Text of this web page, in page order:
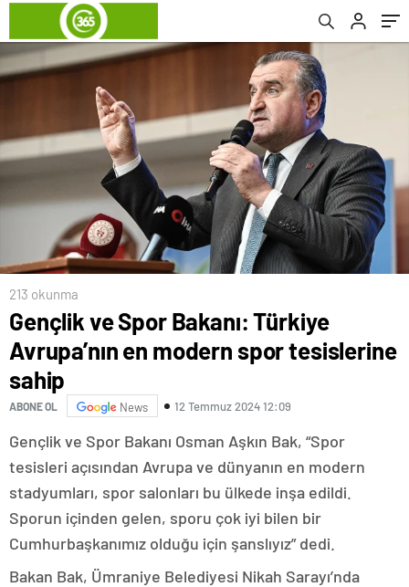
213 okunma
Gençlik ve Spor Bakanı: Türkiye
Avrupa’nın en modern spor tesislerine
sahip
ABONE OL News 12 Temmuz 2024 12:09
Gençlik ve Spor Bakanı Osman Aşkın Bak, “Spor
tesisleri açısından Avrupa ve dünyanın en modern
stadyumları, spor salonları bu ülkede inşa edildi.
Sporun içinden gelen, sporu çok iyi bilen bir
Cumhurbaşkanımız olduğu için şanslıyız” dedi.
Bakan Bak, Ümraniye Belediyesi Nikah Sarayı’nda